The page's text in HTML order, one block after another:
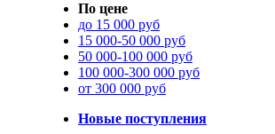
По цене
до 15 000 руб
15 000-50 000 руб
50 000-100 000 руб
100 000-300 000 руб
от 300 000 руб
Новые поступления